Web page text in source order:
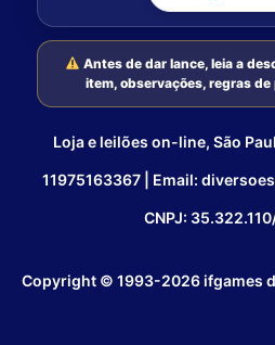
Antes de dar lance, leia a
item, observações, regras
Loja e leilões on-line, São
11975163367 | Email:
CNPJ:
Copyright © 1993-2026 ifgames